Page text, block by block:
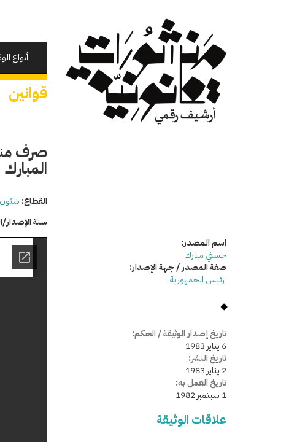
أنواع
قوانين
صرف
المبارك
القطاع: شئون
سنة الإصدار/
اسم المصدر:
حسني مبارك
صفة المصدر / جهة الإصدار:
رئيس الجمهورية
تاريخ إصدار الوثيقة / الحكم:
6 يناير 1983
تاريخ النشر:
2 يناير 1983
تاريخ العمل به:
1 سبتمبر 1982
علاقات الوثيقة